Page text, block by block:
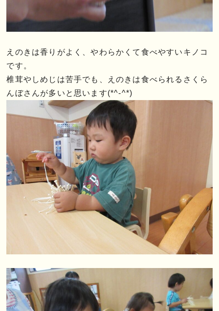
えのきは香りがよく、やわらかくて食べやすいキノコ
です。
椎茸やしめじは苦手でも、えのきは食べられるさくら
んぼさんが多いと思います(*^-^*)